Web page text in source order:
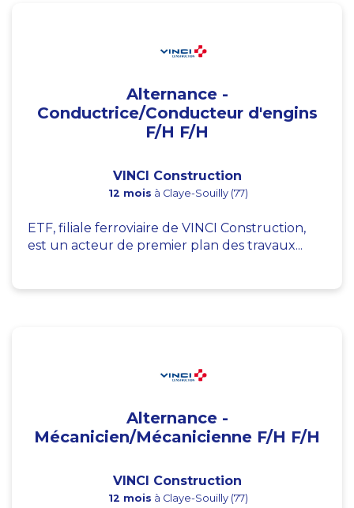
Alternance -
Conductrice/Conducteur d'engins
F/H F/H
VINCI Construction
12 mois à Claye-Souilly (77)
ETF, filiale ferroviaire de VINCI Construction,
est un acteur de premier plan des travaux...
Alternance -
Mécanicien/Mécanicienne F/H F/H
VINCI Construction
12 mois à Claye-Souilly (77)